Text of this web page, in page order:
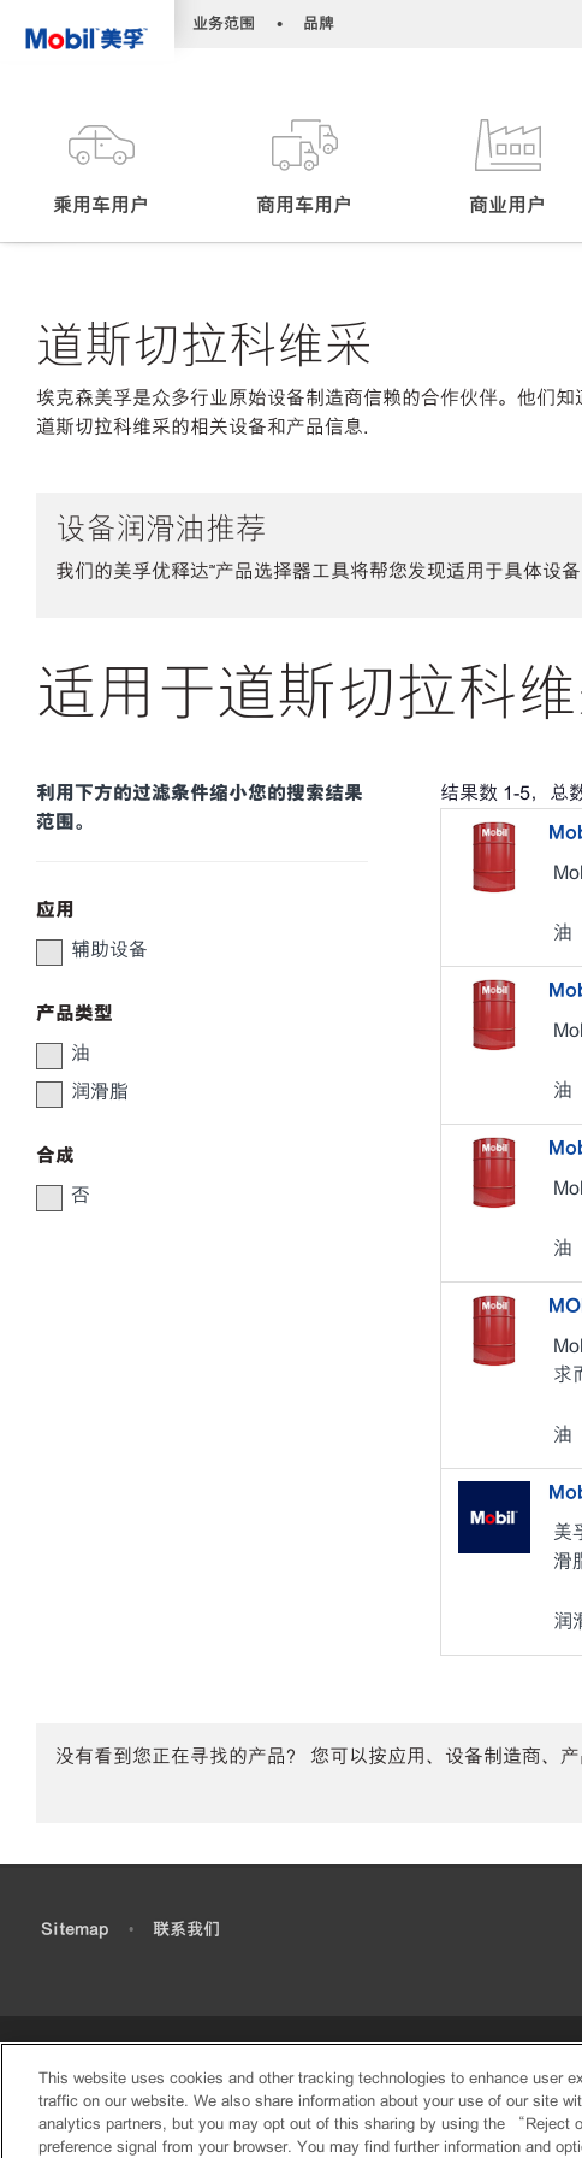
业务范围 • 品牌
乘用车用户 商用车用户 商业用户
道斯切拉科维采
埃克森美孚是众多行业原始设备制造商信赖的合作伙伴。他们
道斯切拉科维采的相关设备和产品信息.
设备润滑油推荐
我们的美孚优释达℠产品选择器工具将帮您发现适用于具体设备
适用于道斯切拉科
利用下方的过滤条件缩小您的搜索结果
范围。
应用
辅助设备
产品类型
油
润滑脂
合成
否
结果数 1-5，总
油
油
油
求
油
美
滑
润
没有看到您正在寻找的产品？ 您可以按应用、设备制造商、产
Sitemap • 联系我们
This website uses cookies and other tracking technologies to enhance user
traffic on our website. We also share information about your use of our site
analytics partners, but you may opt out of this sharing by using the “Reject
preference signal from your browser. You may find further information and